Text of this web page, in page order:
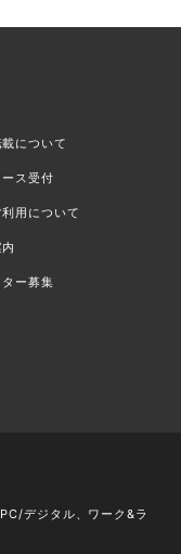
について
ス受付
用について
ー募集
デジタル、ワーク&ラ